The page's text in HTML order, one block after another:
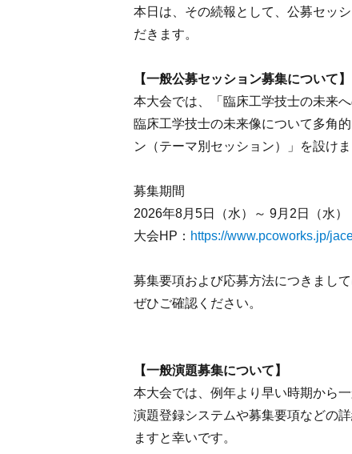
本日は、その続報として、公募セッ
だきます。
【一般公募セッション募集について】
本大会では、「臨床工学技士の未来
臨床工学技士の未来像について多角
ン（テーマ別セッション）」を設けま
募集期間
2026年8月5日（水）～ 9月2日（水）
大会HP： https://www.pcoworks.jp/
募集要項および応募方法につきまし
ぜひご確認ください。
【一般演題募集について】
本大会では、例年より早い時期から
演題登録システムや募集要項などの
ますと幸いです。